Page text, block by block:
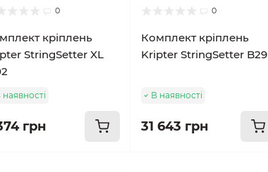
0
кріплень
StringSetter XL
наявності
грн
0
Комплект кріплень
Kripter StringSetter B29
В наявності
31 643 грн